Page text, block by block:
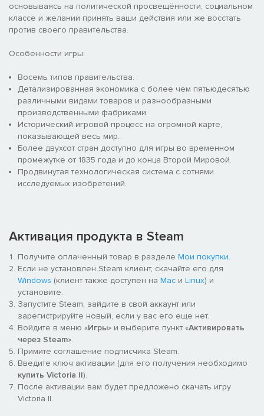
основываясь на политической просвещённости, социальном
классе и желании принять ваши действия или же восстать
против своего правительства.
Особенности игры:
Восемь типов правительства.
Детализированная экономика с более чем пятьюдесятью
различными видами товаров и разнообразными
производственными фабриками.
Исторический игровой процесс на огромной карте,
показывающей весь мир.
Более двухсот стран доступно для игры во временном
промежутке от 1835 года и до конца Второй Мировой.
Продвинутая технологическая система с сотнями
исследуемых изобретений.
Активация продукта в Steam
Получите оплаченный товар в разделе Мои покупки.
Если не установлен Steam клиент, скачайте его для
Windows (клиент также доступен на Mac и Linux) и
установите.
Запустите Steam, зайдите в свой аккаунт или
зарегистрируйте новый, если у вас его еще нет.
Войдите в меню «Игры» и выберите пункт «Активировать
через Steam».
Примите соглашение подписчика Steam.
Введите ключ активации (для его получения необходимо
купить Victoria II).
После активации вам будет предложено скачать игру
Victoria II.